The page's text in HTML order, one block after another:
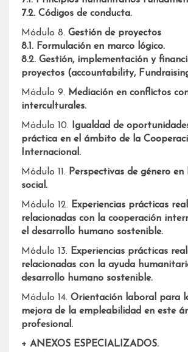
7.2. Códigos de conducta.
Módulo 8. Gestión de proyectos
8.1. Formulación en marco lógico.
8.2. Gestión, implementación y
proyectos (accountability,
Módulo 9. Mediación en conflictos
interculturales.
Módulo 10.
Igualdad de
práctica en el ámbito de la
Internacional.
Módulo 11. Perspectivas de género
social.
Módulo 12. Experiencias prácticas
relacionadas con la cooperación
el desarrollo humano sostenible.
Módulo 13. Experiencias prácticas
relacionadas con la ayuda
desarrollo humano sostenible.
Módulo 14. Orientación laboral para
mejora de la empleabilidad en este
profesional.
+ ANEXOS ESPECIALIZADOS.